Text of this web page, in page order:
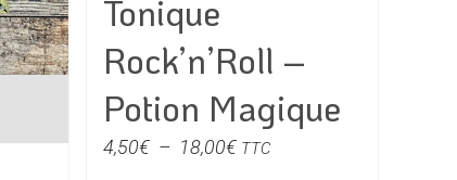
sur
page
du
produit
Tonique
Rock’n’Roll –
Potion Magique
4,50€ – 18,00€Plage
TTC